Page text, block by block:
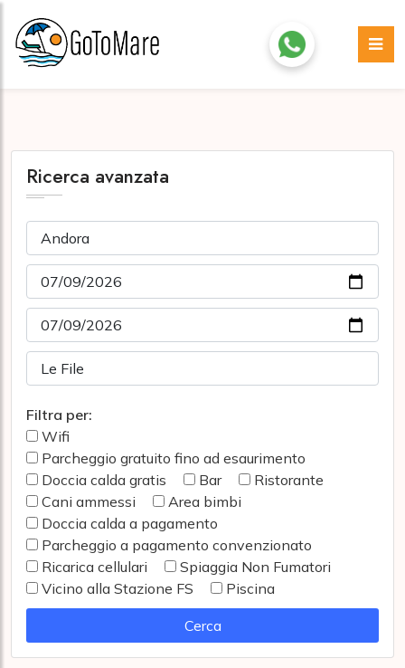
Ricerca avanzata
Filtra per:
Wifi
Parcheggio gratuito fino ad esaurimento
Doccia calda gratis
Bar
Ristorante
Cani ammessi
Area bimbi
Doccia calda a pagamento
Parcheggio a pagamento convenzionato
Ricarica cellulari
Spiaggia Non Fumatori
Vicino alla Stazione FS
Piscina
Cerca